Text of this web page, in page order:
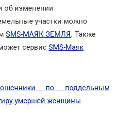
об изменении
участки можно
SMS-МАЯК ЗЕМЛЯ. Также
сервис SMS-Маяк
по поддельным
умершей женщины